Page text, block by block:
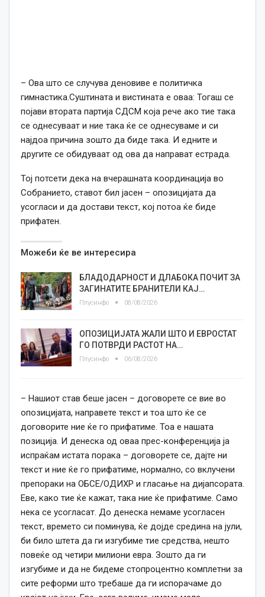
– Ова што се случува деновиве е политичка
гимнастика.Суштината и вистината е оваа: Тогаш се
појави втората партија СДСМ која рече ако тие така
се однесуваат и ние така ќе се однесуваме и си
најдоа причина зошто да биде така. И едните и
другите се обидуваат од ова да направат естрада.
Тој потсети дека на вчерашната координација во
Собранието, ставот бил јасен – опозицијата да
усогласи и да достави текст, кој потоа ќе биде
прифатен.
Можеби ќе ве интересира
БЛАДОДАРНОСТ И ДЛАБОКА ПОЧИТ ЗА
ЗАГИНАТИТЕ БРАНИТЕЛИ КАЈ…
Плусинфо 08/08/2026
ОПОЗИЦИЈАТА ЖАЛИ ШТО И ЕВРОСТАТ
ГО ПОТВРДИ РАСТОТ НА…
Плусинфо 06/08/2026
– Нашиот став беше јасен – договорете се вие во
опозицијата, направете текст и тоа што ќе се
договорите ние ќе го прифатиме. Тоа е нашата
позиција. И денеска од оваа прес-конференција ја
испраќам истата порака – договорете се, дајте ни
текст и ние ќе го прифатиме, нормално, со вклучени
препораки на ОБСЕ/ОДИХР и гласање на дијапсората.
Еве, како тие ќе кажат, така ние ќе прифатиме. Само
нека се усогласат. До денеска немаме усогласен
текст, времето си поминува, ќе дојде средина на јули,
би било штета да ги изгубиме тие средства, нешто
повеќе од четири милиони евра. Зошто да ги
изгубиме и да не бидеме стопроцентно комплетни за
сите реформи што требаше да ги испорачаме до